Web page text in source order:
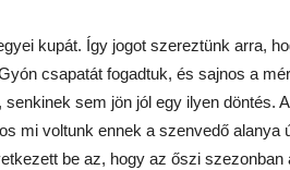
kupát. Így jogot szereztünk arra,
csapatát fogadtuk, és sajnos a
sem jön jól egy ilyen döntés.
mi voltunk ennek a szenvedő alanya
be az, hogy az őszi